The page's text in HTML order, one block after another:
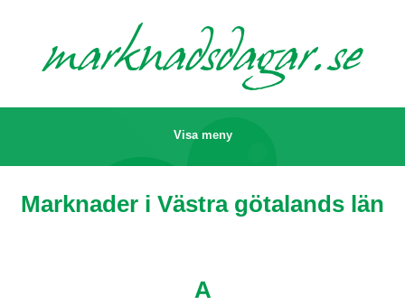
marknadsdagar.se
Visa meny
Marknader i Västra götalands län
A